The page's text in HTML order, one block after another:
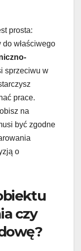
prosta:
właściwego
sprzeciwu w
prace.
na
być zgodne
o
czy